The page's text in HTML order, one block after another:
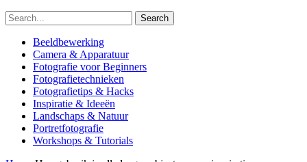
Search
Beeldbewerking
Camera & Apparatuur
Fotografie voor Beginners
Fotografietechnieken
Fotografietips & Hacks
Inspiratie & Ideeën
Landschaps & Natuur
Portretfotografie
Workshops & Tutorials